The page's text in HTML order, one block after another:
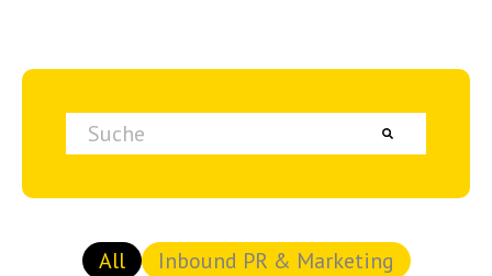
Dies ist ein Suchfeld mit einer automatischen Vorschlagsfunktion.
All
Inbound PR & Marketing